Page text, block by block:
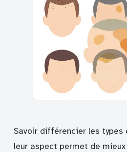
Savoir différencier les types
leur aspect permet de